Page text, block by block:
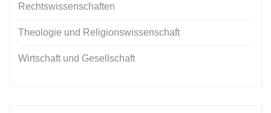
Rechtswissenschaften
Theologie und Religionswissenschaft
Wirtschaft und Gesellschaft